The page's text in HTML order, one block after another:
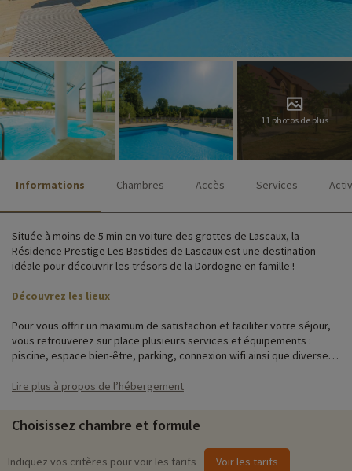
11 photos de plus
Informations Chambres Accès Services
Située à moins de 5 min en voiture des grottes de Lascaux, la
Résidence Prestige Les Bastides de Lascaux est une destination
idéale pour découvrir les trésors de la Dordogne en famille !
Découvrez les lieux
Pour vous offrir un maximum de satisfaction et faciliter votre séjour,
vous retrouverez sur place plusieurs services et équipements :
piscine, espace bien-être, parking, connexion wifi ainsi que diverses
verdure, de plain pied ou sur un niveau. Elles se situent à seulement 2
km du centre et des commerces de Montignac. Toutes les
maisonnettes sont parfaitement équipées et disposent d'une
Lire plus à propos de l’hébergement
Choisissez chambre et formule
Indiquez vos critères pour voir les tarifs Voir les tarifs